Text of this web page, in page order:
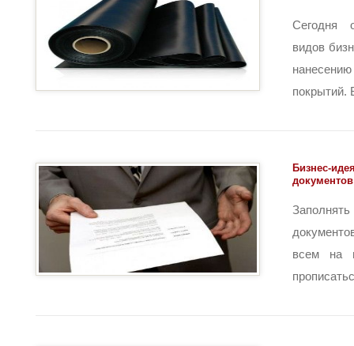
Сегодня
видов
покрытий.
Бизнес-
документов
всем на